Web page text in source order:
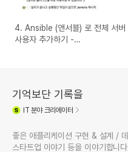
4. Ansible (앤서블) 로 전체 서버
사용자 추가하기 -
기억보단 기록을
IT 분야 크리에이터
좋은 애플리케이션 구현 & 설계 /
스타트업 이야기 등을 이야기합니